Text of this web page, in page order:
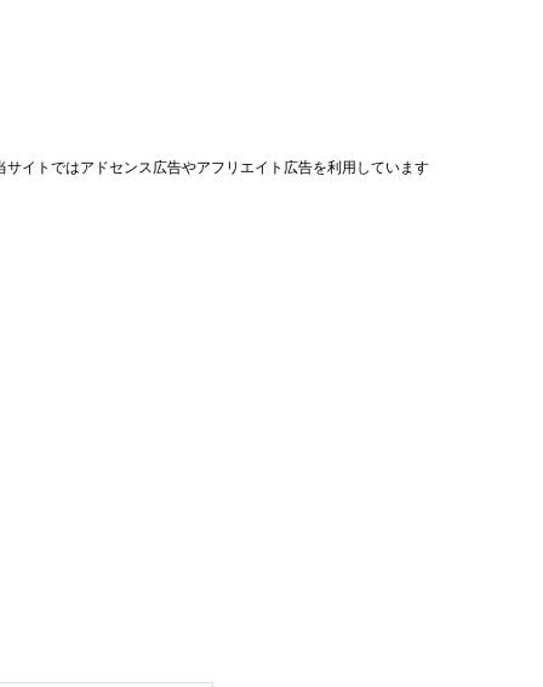
サイトではアドセンス広告やアフリエイト広告を利用しています